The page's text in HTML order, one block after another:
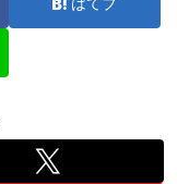
はてブ